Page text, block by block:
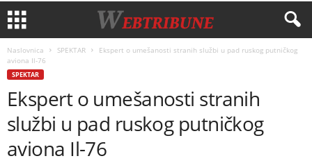
Naslovnica SPEKTAR
Ekspert o umešanosti stranih službi u pad ruskog putničkog
aviona Il-76
SPEKTAR
Ekspert o umešanosti stranih
službi u pad ruskog putničkog
aviona Il-76